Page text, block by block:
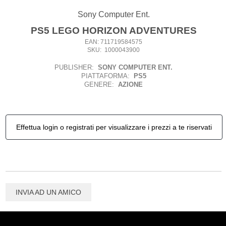
Sony Computer Ent.
PS5 LEGO HORIZON ADVENTURES
EAN: 711719584575
SKU: 1000043900
PUBLISHER: SONY COMPUTER ENT.
PIATTAFORMA:
PS5
GENERE: AZIONE
Effettua login o registrati per visualizzare i prezzi a te riservati
INVIA AD UN AMICO